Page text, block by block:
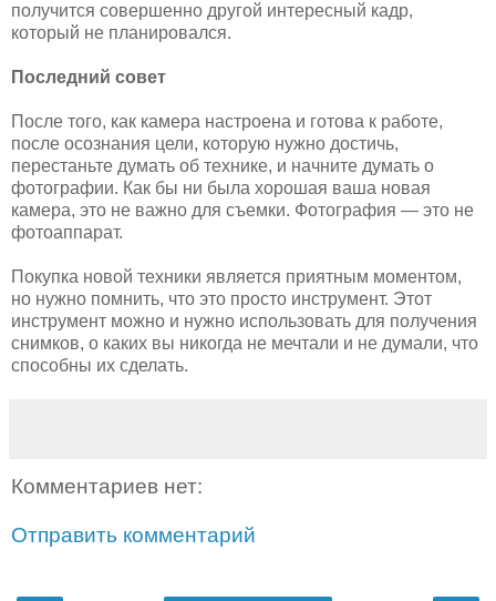
получится совершенно другой интересный кадр,
который не планировался.
Последний совет
После того, как камера настроена и готова к работе,
после осознания цели, которую нужно достичь,
перестаньте думать об технике, и начните думать о
фотографии. Как бы ни была хорошая ваша новая
камера, это не важно для съемки. Фотография — это не
фотоаппарат.
Покупка новой техники является приятным моментом,
но нужно помнить, что это просто инструмент. Этот
инструмент можно и нужно использовать для получения
снимков, о каких вы никогда не мечтали и не думали, что
способны их сделать.
Комментариев нет:
Отправить комментарий